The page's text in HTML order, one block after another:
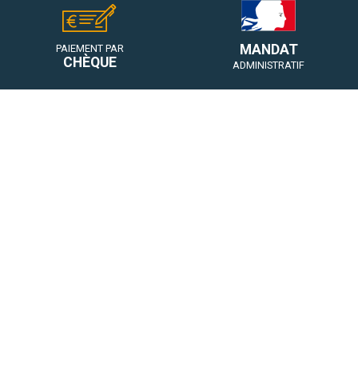
PAIEMENT PAR
CHÈQUE
MANDAT
ADMINISTRATIF